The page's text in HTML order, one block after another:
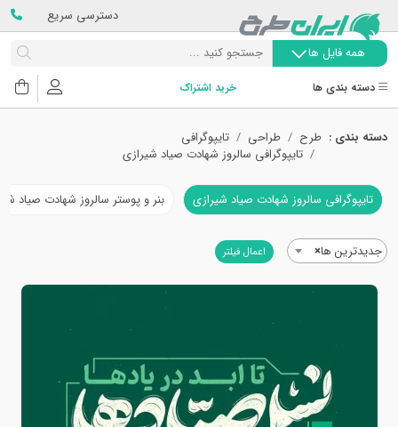
دسترسی سریع
همه فایل ها
دسته بندی ها خرید اشتراک
دسته بندی : طرح طراحی
تایپوگرافی
تایپوگرافی سالروز شهادت صیاد شیرازی
تایپوگرافی سالروز شهادت صیاد شیرازی بنر و پوستر سالروز شهادت صیاد
×جدیدترین ها اعمال فیلتر